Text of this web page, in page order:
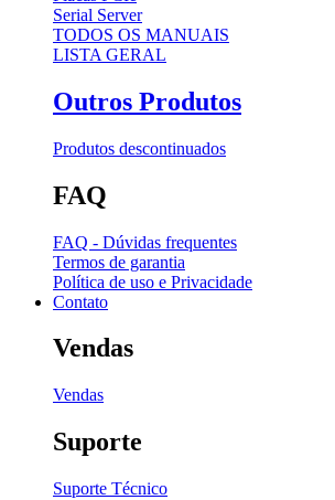
Serial Server
TODOS OS MANUAIS
LISTA GERAL
Outros Produtos
Produtos descontinuados
FAQ
FAQ - Dúvidas frequentes
Termos de garantia
Política de uso e Privacidade
Contato
Vendas
Vendas
Suporte
Suporte Técnico